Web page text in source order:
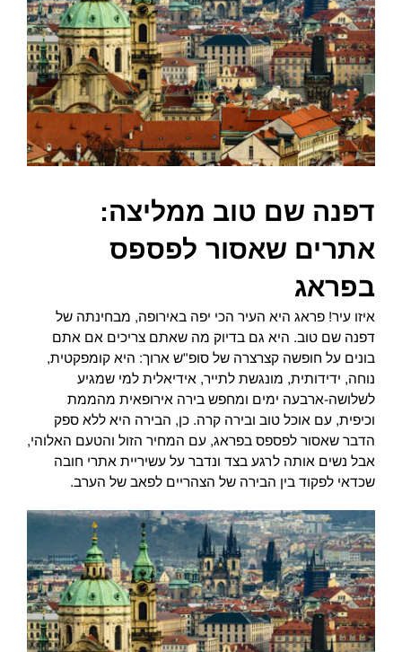
דפנה שם טוב ממליצה:
אתרים שאסור לפספס
בפראג
איזו עיר! פראג היא העיר הכי יפה באירופה, מבחינתה של
דפנה שם טוב. היא גם בדיוק מה שאתם צריכים אם אתם
בונים על חופשה קצרצרה של סופ"ש ארוך: היא קומפקטית,
נוחה, ידידותית, מונגשת לתייר, אידיאלית למי שמגיע
לשלושה-ארבעה ימים ומחפש בירה אירופאית מהממת
וכיפית, עם אוכל טוב ובירה קרה. כן, הבירה היא ללא ספק
הדבר שאסור לפספס בפראג, עם המחיר הזול והטעם האלוהי,
אבל נשים אותה לרגע בצד ונדבר על עשיריית אתרי חובה
שכדאי לפקוד בין הבירה של הצהריים לפאב של הערב.